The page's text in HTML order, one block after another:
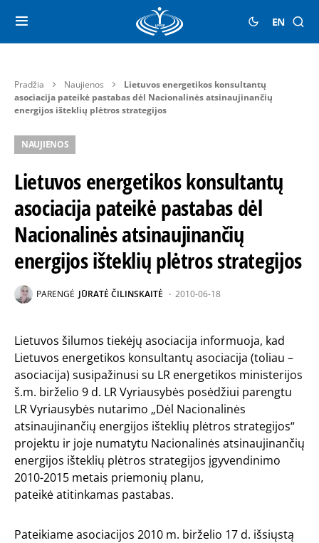
EN
Pradžia Naujienos
Lietuvos energetikos konsultantų
asociacija pateikė pastabas dėl Nacionalinės atsinaujinančių
energijos išteklių plėtros strategijos
NAUJIENOS
Lietuvos energetikos konsultantų
asociacija pateikė pastabas dėl
Nacionalinės atsinaujinančių
energijos išteklių plėtros strategijos
PARENGĖ JŪRATĖ ČILINSKAITĖ 2010-06-18
Lietuvos šilumos tiekėjų asociacija informuoja, kad
Lietuvos energetikos konsultantų asociacija (toliau –
asociacija) susipažinusi su LR energetikos ministerijos
š.m. birželio 9 d. LR Vyriausybės posėdžiui parengtu
LR Vyriausybės nutarimo „Dėl Nacionalinės
atsinaujinančių energijos išteklių plėtros strategijos“
projektu ir joje numatytu Nacionalinės atsinaujinančių
energijos išteklių plėtros strategijos įgyvendinimo
2010-2015 metais priemonių planu,
pateikė atitinkamas pastabas.
Pateikiame asociacijos 2010 m. birželio 17 d. išsiųstą